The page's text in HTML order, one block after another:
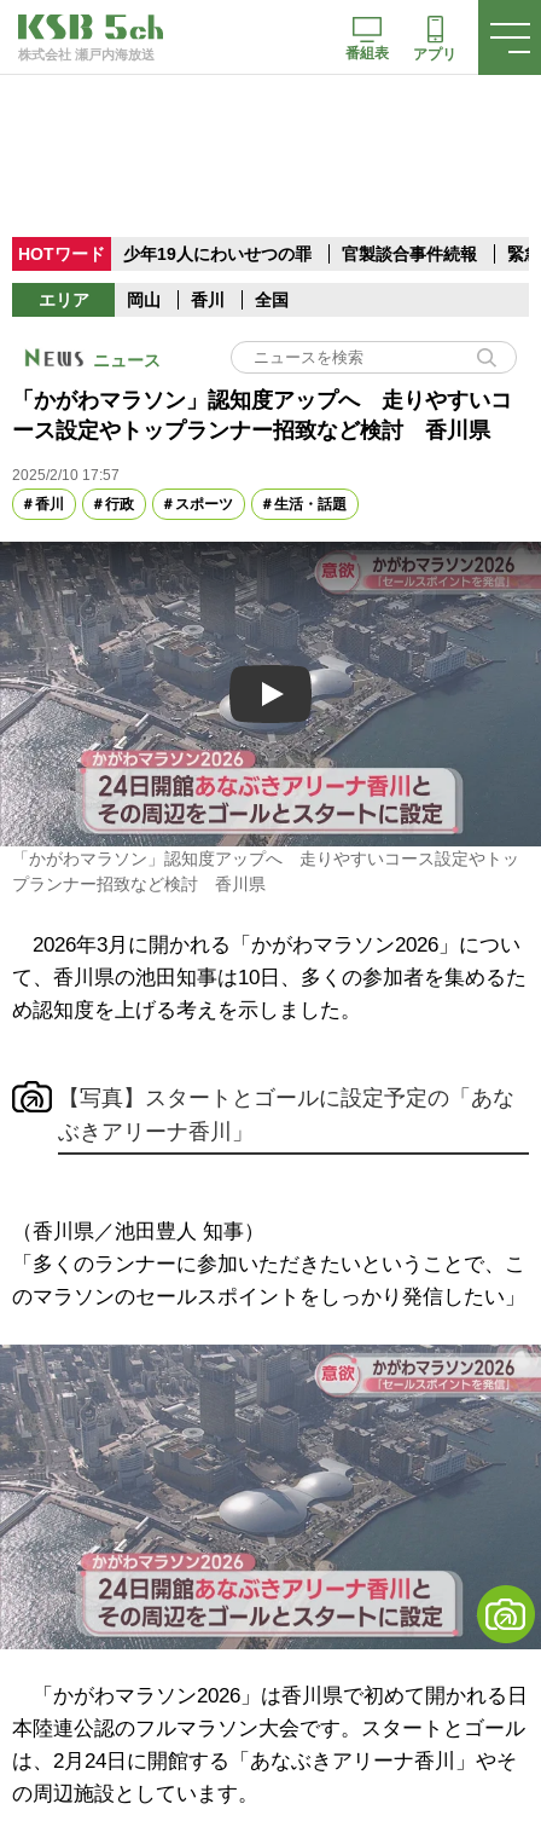
株式会社 瀬戸内海放送 番組表 アプリ
HOTワード 少年19人にわいせつの罪 官製談合事件続報 緊
エリア 岡山 香川 全国
ニュース
「かがわマラソン」認知度アップへ 走りやすいコ
ース設定やトップランナー招致など検討 香川県
2025/2/10 17:57
香川
行政 スポーツ 生活・話題
Play
「かがわマラソン」認知度アップへ 走りやすいコース設定やトッ
プランナー招致など検討 香川県
2026年3月に開かれる「かがわマラソン2026」につい
て、香川県の池田知事は10日、多くの参加者を集めるた
め認知度を上げる考えを示しました。
【写真】スタートとゴールに設定予定の「あな
ぶきアリーナ香川」
（香川県／池田豊人 知事）
「多くのランナーに参加いただきたいということで、こ
のマラソンのセールスポイントをしっかり発信したい」
「かがわマラソン2026」は香川県で初めて開かれる日
本陸連公認のフルマラソン大会です。スタートとゴール
は、2月24日に開館する「あなぶきアリーナ香川」やそ
の周辺施設としています。